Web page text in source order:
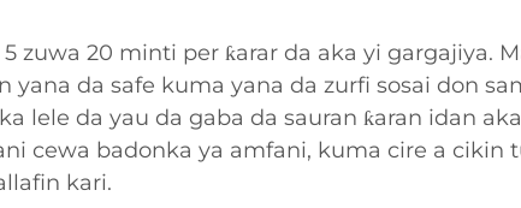
zuwa 20 minti per ƙarar da aka yi gargajiya.
yana da safe kuma yana da zurfi sosai don
lele da yau da gaba da sauran ƙaran idan
cewa badonka ya amfani, kuma cire a cikin
kari.